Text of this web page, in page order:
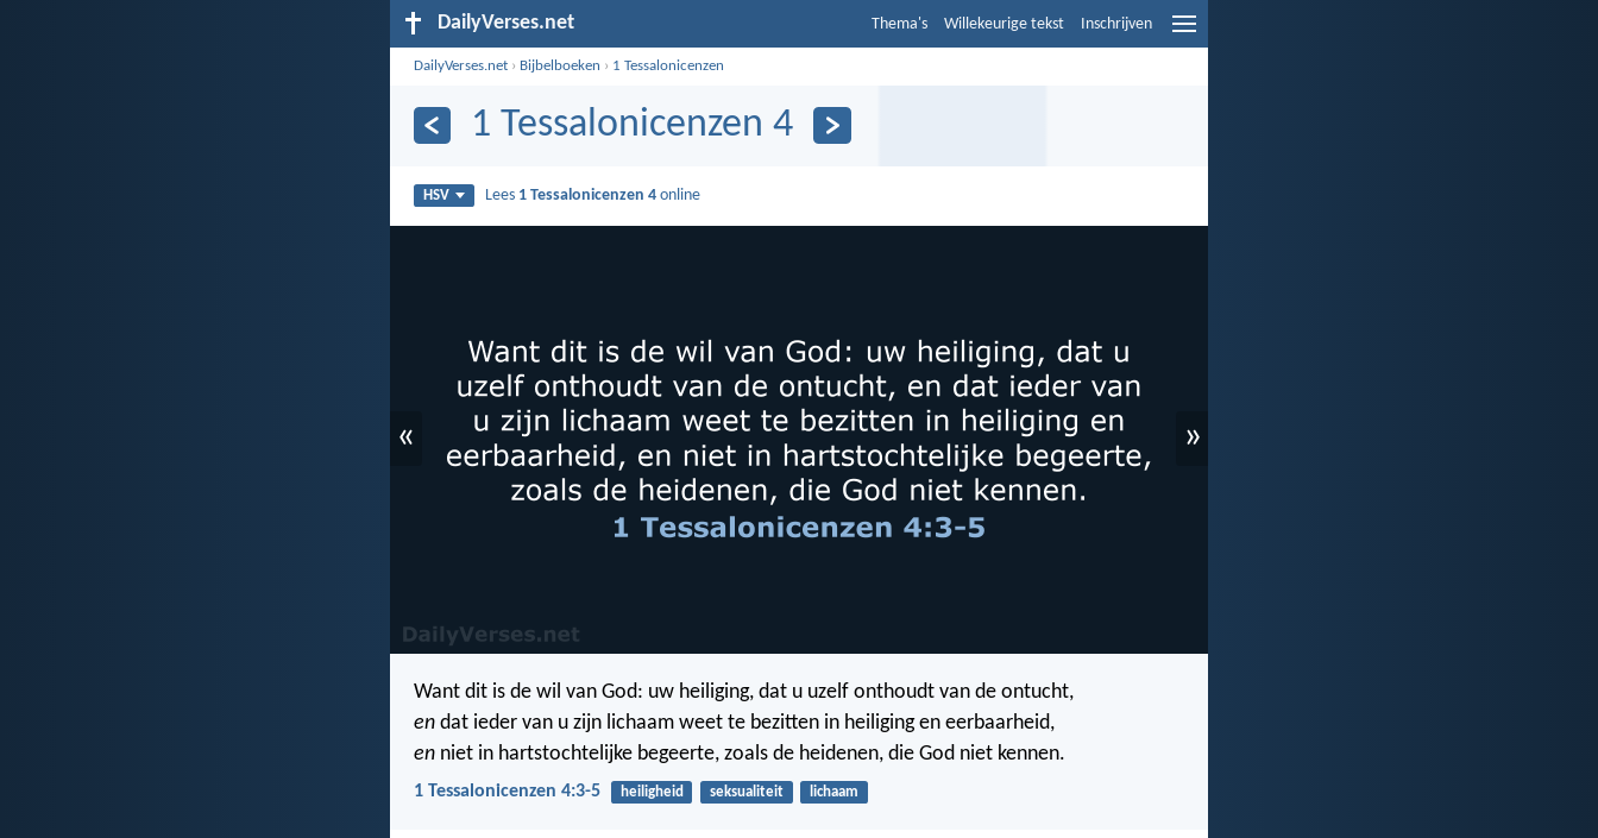
DailyVerses.net Thema's Willekeurige tekst Inschrijven
DailyVerses.net › Bijbelboeken › 1 Tessalonicenzen
1 Tessalonicenzen 4
HSV Lees 1 Tessalonicenzen 4 online
« »
Want dit is de wil van God: uw heiliging, dat u uzelf onthoudt van de ontucht,
en dat ieder van u zijn lichaam weet te bezitten in heiliging en eerbaarheid,
en niet in hartstochtelijke begeerte, zoals de heidenen, die God niet kennen.
1 Tessalonicenzen 4:3-5 heiligheid seksualiteit lichaam